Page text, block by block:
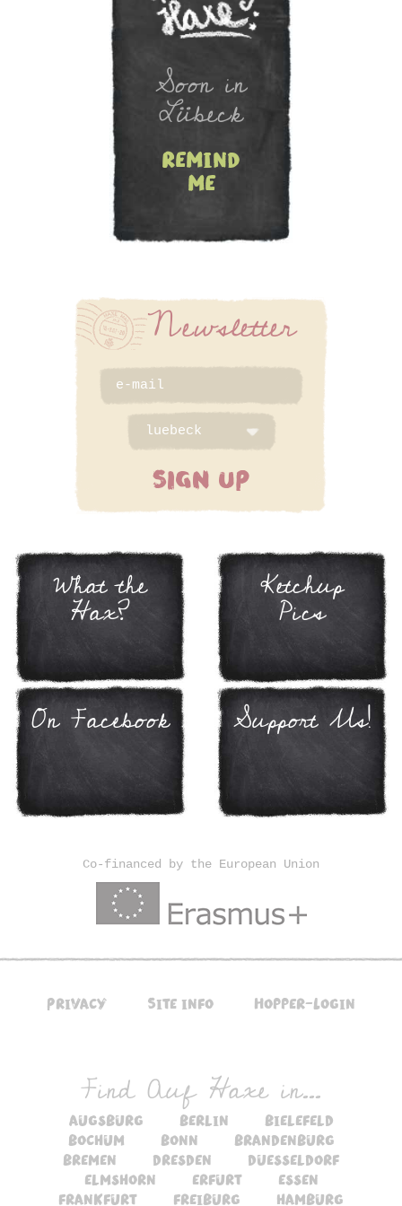
Newsletter
SIGN UP
Soon in
Lübeck
remind
me
Newsletter
SIGN UP
What the
Hax?
Ketchup
Pics
On Facebook Support Us!
Co-financed by the European Union
Privacy Site info Hopper-Login
Find Auf Haxe in...
augsburg berlin
bielefeld
bochum
bonn
brandenburg
bremen
dresden
duesseldorf
elmshorn
erfurt
essen
frankfurt
freiburg hamburg